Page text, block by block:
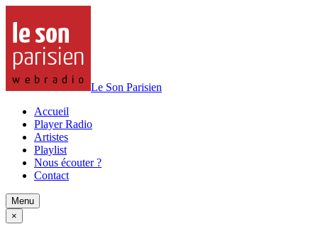
Le Son Parisien
Accueil
Player Radio
Artistes
Playlist
Nous écouter ?
Contact
Menu
×